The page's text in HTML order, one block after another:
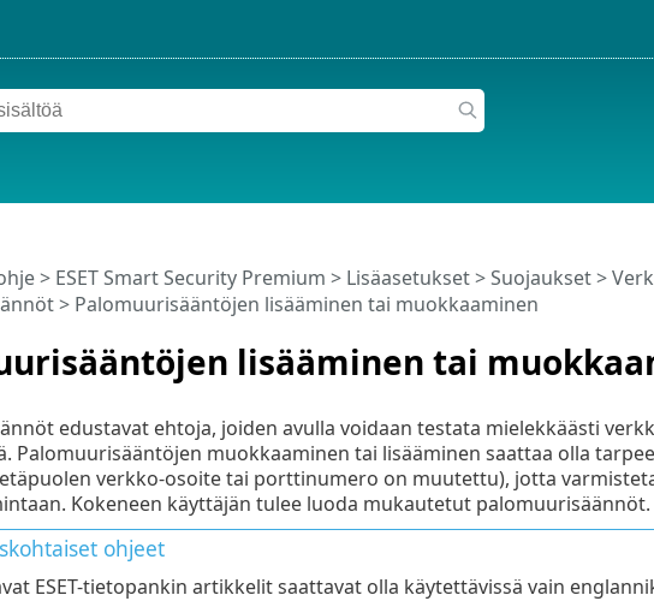
lisääminen tai
> ESET Smart Security Premium > Lisäasetukset>Suojaukset>
> Palomuurisääntöjen lisääminen tai muokkaaminen
edustavat ehtoja, joiden avulla voidaan testata mielekkäästi
Palomuurisääntöjen muokkaaminen tai lisääminen saattaa olla
verkko-osoite tai porttinumero on muutettu), jotta
Kokeneen käyttäjän tulee luoda mukautetut palomuurisäännöt.
ohjeet
ESET-tietopankin artikkelit saattavat olla käytettävissä vain